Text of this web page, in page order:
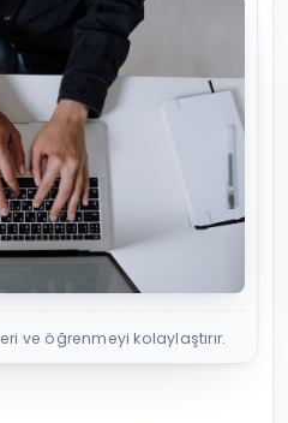
ve öğrenmeyi kolaylaştırır.